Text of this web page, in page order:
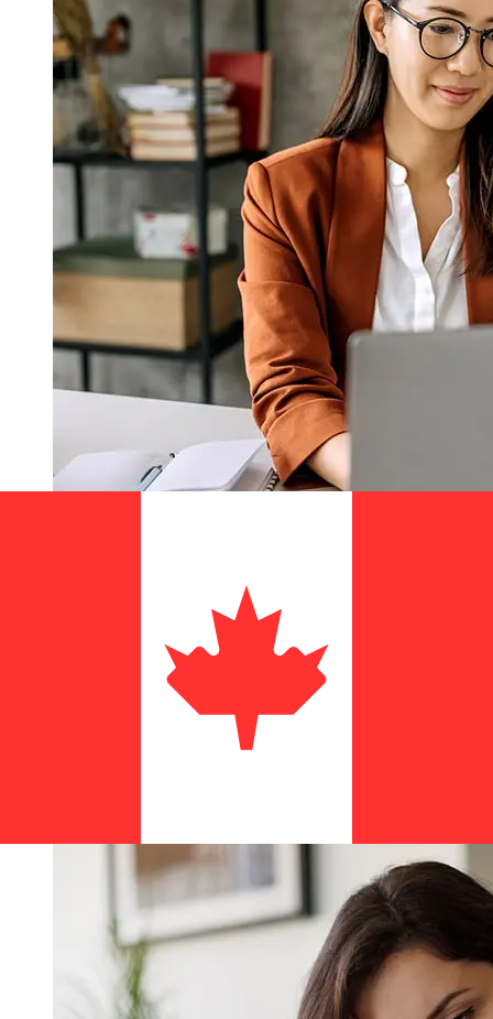
تختلف أوقات التسليم للتحويلات الدولية مع Navy Federal من
الولايات المتحدة إلى كندا بناءً على طريقة الدفع وتوقيت المعاملة.
قد تؤثر أيضاً عوامل مثل العطلات المصرفية والفحوصات الأمنية